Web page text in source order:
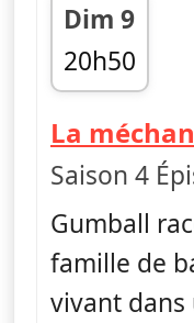
Dim 9
20h50
fin 21h05
La
Saison 4
Gumball
famille de
vivant dans